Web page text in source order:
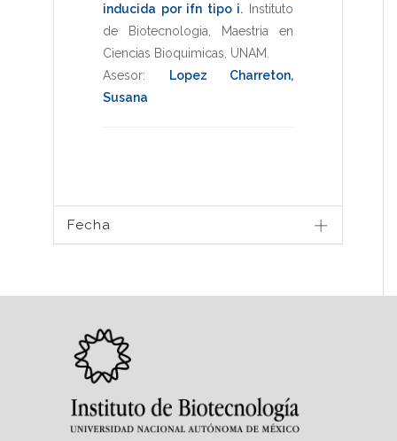
inducida por ifn tipo i. Instituto
de Biotecnologia
Maestria en
Ciencias Bioquimicas UNAM
Asesor: Lopez Charreton,
Susana
Fecha